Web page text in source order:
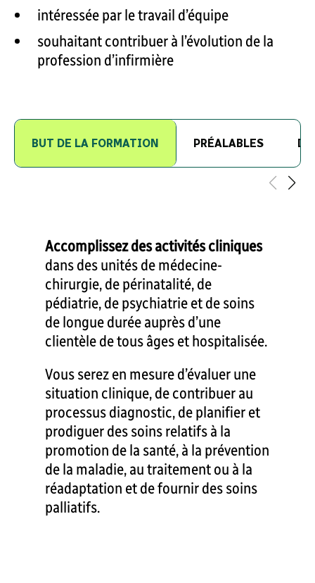
intéressée par le travail d’équipe
souhaitant contribuer à l’évolution de la
profession d’infirmière
BUT DE LA FORMATION PRÉALABLES
Accomplissez des activités cliniques
dans des unités de médecine-
chirurgie, de périnatalité, de
pédiatrie, de psychiatrie et de soins
de longue durée auprès d’une
clientèle de tous âges et hospitalisée.
Vous serez en mesure d’évaluer une
situation clinique, de contribuer au
processus diagnostic, de planifier et
prodiguer des soins relatifs à la
promotion de la santé, à la prévention
de la maladie, au traitement ou à la
réadaptation et de fournir des soins
palliatifs.